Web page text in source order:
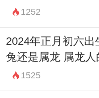
1252
2024年正月初六出
兔还是属龙 属龙人
析 1525